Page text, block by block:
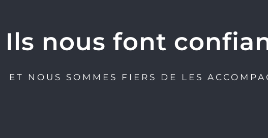
Ils nous font
ET NOUS SOMMES FIERS DE LES